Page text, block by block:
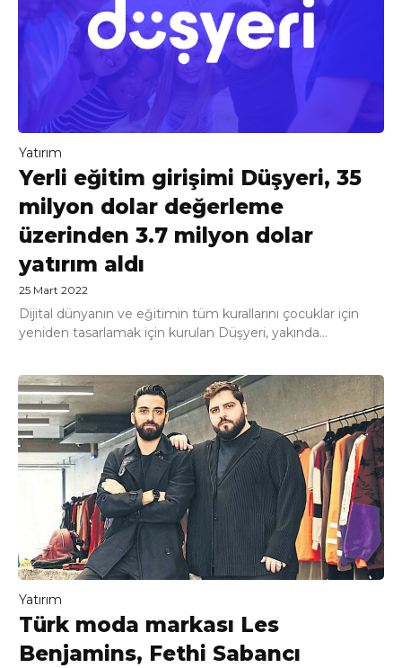
Yatırım
Yerli eğitim girişimi Düşyeri, 35
milyon dolar değerleme
üzerinden 3.7 milyon dolar
yatırım aldı
25 Mart 2022
Dijital dünyanın ve eğitimin tüm kurallarını çocuklar için
yeniden tasarlamak için kurulan Düşyeri, yakında...
Yatırım
Türk moda markası Les
Benjamins, Fethi Sabancı